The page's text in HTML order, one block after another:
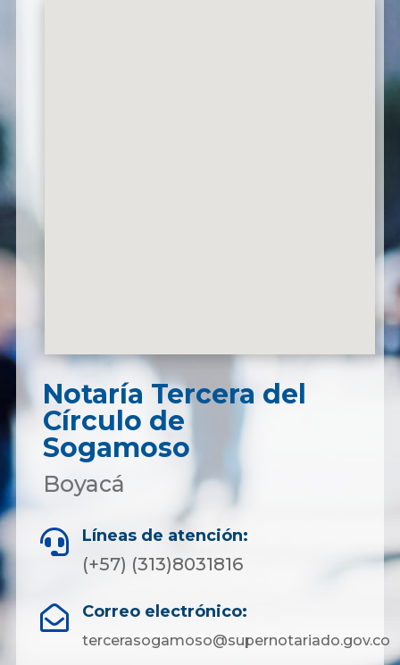
Notaría Tercera del
Círculo de
Sogamoso
Boyacá
 Líneas de atención:
(+57) (313)8031816
 Correo electrónico:
tercerasogamoso@supernotariado.gov.co